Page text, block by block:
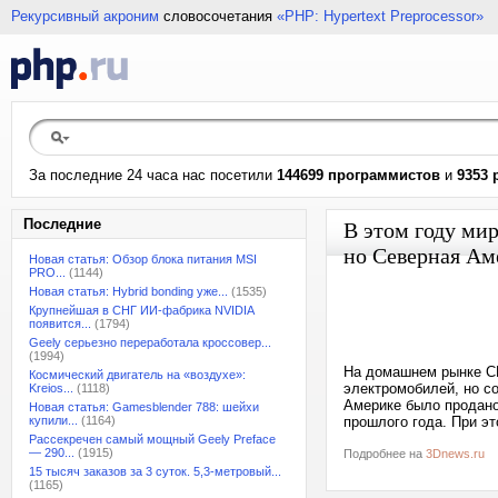
Рекурсивный акроним словосочетания «PHP: Hypertext Preprocessor»
За последние 24 часа нас посетили 144699 программистов и 9353
Последние
Новая статья: Обзор блока питания MSI
PRO...
(1144)
Новая статья: Hybrid bonding уже...
(1535)
Крупнейшая в СНГ ИИ-фабрика NVIDIA
появится...
(1794)
Geely серьезно переработала кроссовер...
(1994)
Космический двигатель на «воздухе»:
Kreios...
(1118)
Новая статья: Gamesblender 788: шейхи
купили...
(1164)
Рассекречен самый мощный Geely Preface
— 290...
(1915)
15 тысяч заказов за 3 суток. 5,3-метровый...
(1165)
В этом году
но Северная
На домашнем рынке
электромобилей, но
Америке было
прошлого года. При
Подробнее на 3Dnews.ru